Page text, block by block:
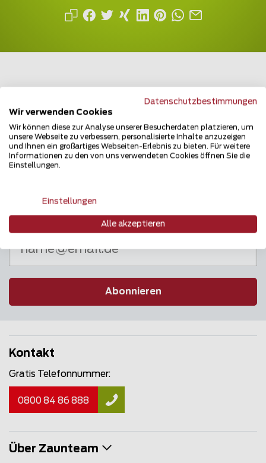
Mehrfach ausgezeichnet und immer am
Puls des Marktes
Newsletter
Abonnieren
Kontakt
Gratis Telefonnummer:
0800 84 86 888
Über Zaunteam
Datenschutzbestimmungen
Wir verwenden Cookies
Wir können diese zur Analyse unserer Besucherdaten platzieren, um
unsere Webseite zu verbessern, personalisierte Inhalte anzuzeigen
und Ihnen ein großartiges Webseiten-Erlebnis zu bieten. Für weitere
Informationen zu den von uns verwendeten Cookies öffnen Sie die
Einstellungen.
Einstellungen
Alle akzeptieren